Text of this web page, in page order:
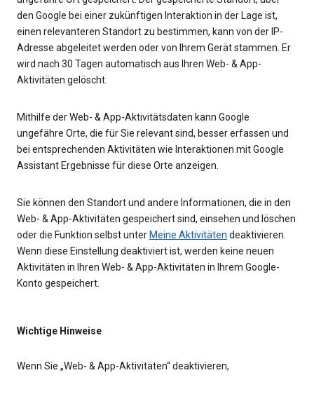
den Google bei einer zukünftigen Interaktion in der Lage ist,
einen relevanteren Standort zu bestimmen, kann von der IP-
Adresse abgeleitet werden oder von Ihrem Gerät stammen. Er
wird nach 30 Tagen automatisch aus Ihren Web- & App-
Aktivitäten gelöscht.
Mithilfe der Web- & App-Aktivitätsdaten kann Google
ungefähre Orte, die für Sie relevant sind, besser erfassen und
bei entsprechenden Aktivitäten wie Interaktionen mit Google
Assistant Ergebnisse für diese Orte anzeigen.
Sie können den Standort und andere Informationen, die in den
Web- & App-Aktivitäten gespeichert sind, einsehen und löschen
oder die Funktion selbst unter Meine Aktivitäten deaktivieren.
Wenn diese Einstellung deaktiviert ist, werden keine neuen
Aktivitäten in Ihren Web- & App-Aktivitäten in Ihrem Google-
Konto gespeichert.
Wichtige Hinweise
Wenn Sie „Web- & App-Aktivitäten“ deaktivieren,